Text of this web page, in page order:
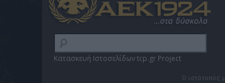
Κατασκευή Ιστοσελίδων tcp.gr Project
Ο ιστότοπός